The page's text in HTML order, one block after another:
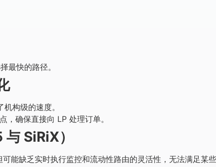
最快的路径。
构级的速度。
，确保直接向 LP 处理订单。
SiRiX）
能缺乏实时执行监控和流动性路由的灵活性，无法满足某些